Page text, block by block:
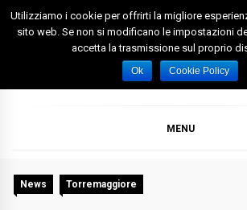
Skip
Spazio Foggia
Foggia News Calcio Eventi e
MENU
News Torremaggiore
Utilizziamo i cookie per offrirti la migliore
sito web. Se non si modificano le impostazioni
accetta la trasmissione sul proprio
Ok Cookie Policy